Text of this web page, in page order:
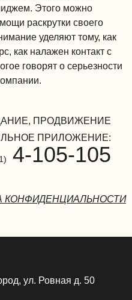
Этого можно
раскрутки своего
уделяют тому, как
как налажен контакт с
говорят о серьезности
ПРОДВИЖЕНИЕ
ПРИЛОЖЕНИЕ:
4-105-105
КОНФИДЕНЦИАЛЬНОСТИ
ул. Ровная д. 50